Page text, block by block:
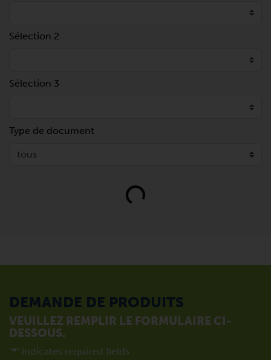
Sélection 2
Sélection 3
Type de document
Loading...
DEMANDE DE PRODUITS
VEUILLEZ REMPLIR LE FORMULAIRE CI-
DESSOUS.
"*" indicates required fields